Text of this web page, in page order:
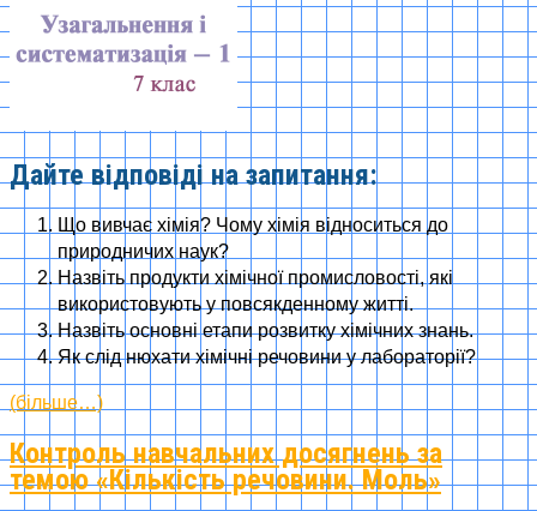
Дайте відповіді на запитання:
Що вивчає хімія? Чому хімія відноситься до
природничих наук?
Назвіть продукти хімічної промисловості, які
використовують у повсякденному житті.
Назвіть основні етапи розвитку хімічних знань.
Як слід нюхати хімічні речовини у лабораторії?
(більше…)
Контроль навчальних досягнень за
темою «Кількість речовини. Моль»